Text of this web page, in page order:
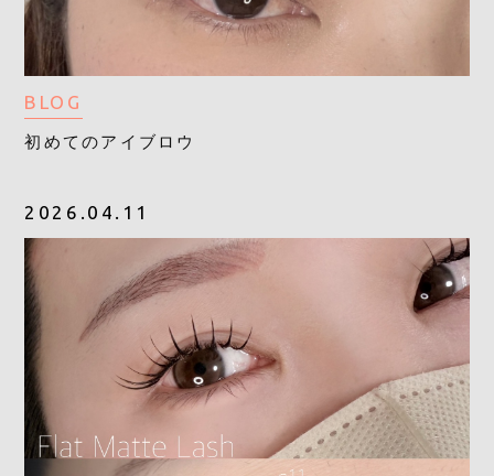
BLOG
初めてのアイブロウ
2026.04.11